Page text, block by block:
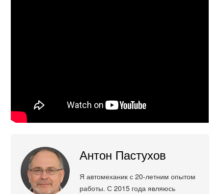
Антон Пастухов
Я автомеханик с 20-летним опытом
работы. С 2015 года являюсь